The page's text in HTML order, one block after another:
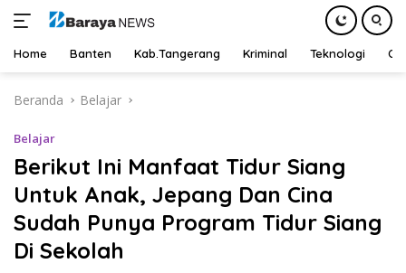
Home Banten Kab.Tangerang Kriminal Teknologi
Beranda Belajar
Belajar
Berikut Ini Manfaat Tidur Siang
Untuk Anak, Jepang Dan Cina
Sudah Punya Program Tidur Siang
Di Sekolah